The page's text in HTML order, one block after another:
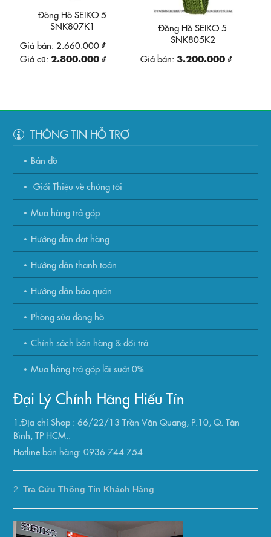
Đồng Hồ SEIKO 5
SNK807K1
Giá bán: 2.660.000 ₫
Giá cũ: 2.800.000 ₫
Đồng Hồ SEIKO 5
SNK805K2
Giá bán: 3.200.000 ₫
THÔNG TIN HỖ TRỢ
Bản đồ
Giới Thiệu về chúng tôi
Mua hàng trả góp
Hướng dẫn đặt hàng
Hướng dẫn thanh toán
Hướng dẫn bảo quản
Phòng sửa đồng hồ
Chính sách bán hàng & đổi trả
Mua hàng trả góp lãi suất 0%
Đại Lý Chính Hãng Hiếu Tín
1.Địa chỉ Shop : 66/22/13 Trần Văn Quang, P.10, Q. Tân
Bình, TP HCM..
Hotline bán hàng: 0936 744 754
2.Tra Cứu Thông Tin Khách Hàng